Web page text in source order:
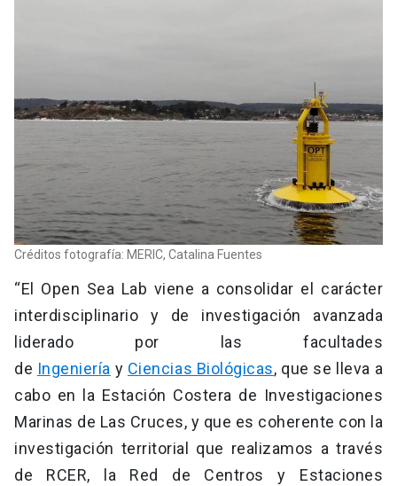
Créditos fotografía: MERIC, Catalina Fuentes
“El Open Sea Lab viene a consolidar el carácter
interdisciplinario y de investigación avanzada
liderado por las facultades
de Ingeniería y Ciencias Biológicas, que se lleva a
cabo en la Estación Costera de Investigaciones
Marinas de Las Cruces, y que es coherente con la
investigación territorial que realizamos a través
de RCER, la Red de Centros y Estaciones